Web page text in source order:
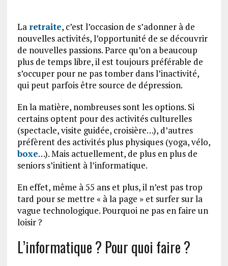
La retraite, c’est l’occasion de s’adonner à de
nouvelles activités, l’opportunité de se découvrir
de nouvelles passions. Parce qu’on a beaucoup
plus de temps libre, il est toujours préférable de
s’occuper pour ne pas tomber dans l’inactivité,
qui peut parfois être source de dépression.
En la matière, nombreuses sont les options. Si
certains optent pour des activités culturelles
(spectacle, visite guidée, croisière…), d’autres
préfèrent des activités plus physiques (yoga, vélo,
boxe…). Mais actuellement, de plus en plus de
seniors s’initient à l’informatique.
En effet, même à 55 ans et plus, il n’est pas trop
tard pour se mettre « à la page » et surfer sur la
vague technologique. Pourquoi ne pas en faire un
loisir ?
L’informatique ? Pour quoi faire ?